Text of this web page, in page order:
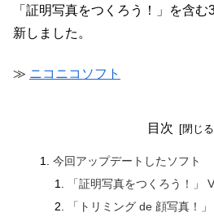
「証明写真をつくろう！」を含
新しました。
≫ ニコニコソフト
目次
今回アップデートしたソフト
「証明写真をつくろう！」
「トリミング de 顔写真！